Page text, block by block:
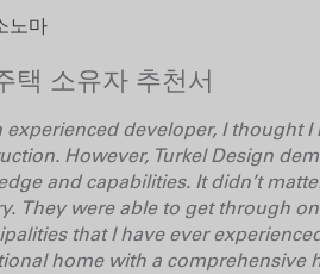
노마
택 소유자 추천서
experienced developer, I thought
However, Turkel Design
and capabilities. It didn’t
They were able to get through
that I have ever
home with a comprehensive